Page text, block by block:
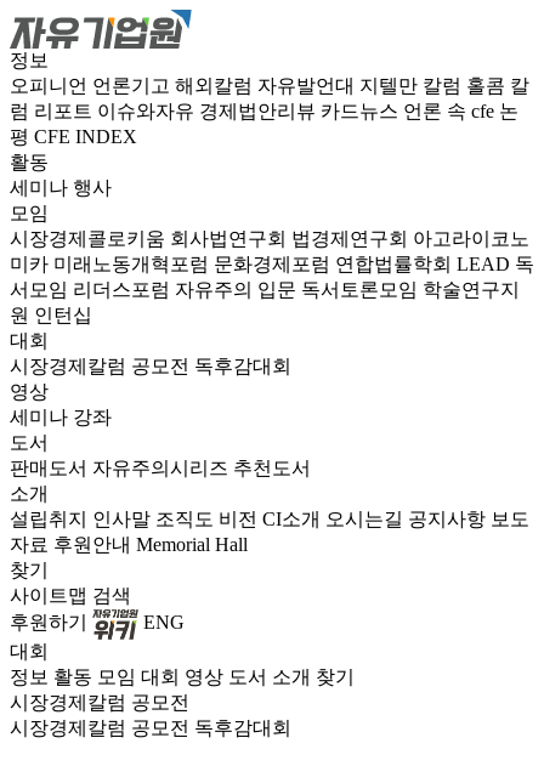
정보
오피니언 언론기고 해외칼럼 자유발언대 지텔만 칼럼 홀콤 칼
럼 리포트 이슈와자유 경제법안리뷰 카드뉴스 언론 속 cfe 논
평 CFE INDEX
활동
세미나 행사
모임
시장경제콜로키움 회사법연구회 법경제연구회 아고라이코노
미카 미래노동개혁포럼 문화경제포럼 연합법률학회 LEAD 독
서모임 리더스포럼 자유주의 입문 독서토론모임 학술연구지
원 인턴십
대회
시장경제칼럼 공모전 독후감대회
영상
세미나 강좌
도서
판매도서 자유주의시리즈 추천도서
소개
설립취지 인사말 조직도 비전 CI소개 오시는길 공지사항 보도
자료 후원안내 Memorial Hall
찾기
사이트맵 검색
후원하기
ENG
대회
정보 활동 모임 대회 영상 도서 소개 찾기
시장경제칼럼 공모전
시장경제칼럼 공모전 독후감대회